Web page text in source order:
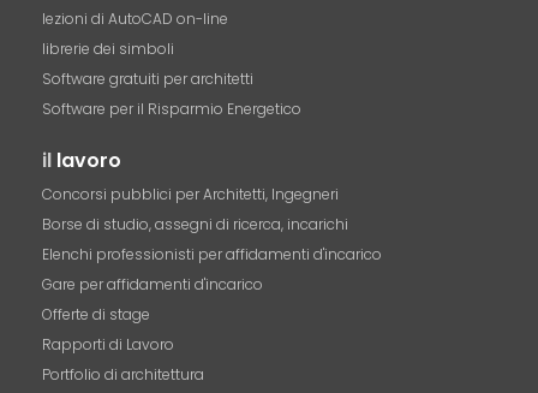
lezioni di AutoCAD on-line
librerie dei simboli
Software gratuiti per architetti
Software per il Risparmio Energetico
il lavoro
Concorsi pubblici per Architetti, Ingegneri
Borse di studio, assegni di ricerca, incarichi
Elenchi professionisti per affidamenti d'incarico
Gare per affidamenti d'incarico
Offerte di stage
Rapporti di Lavoro
Portfolio di architettura